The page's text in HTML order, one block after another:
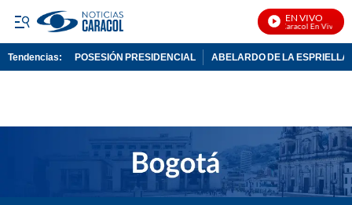
EN VIVO
Noticias Caracol En Vivo
Tendencias: POSESIÓN PRESIDENCIAL ABELARDO DE LA ESPRIELLA